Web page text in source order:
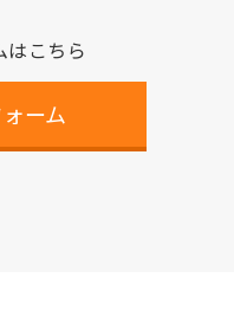
はこちら
ーム